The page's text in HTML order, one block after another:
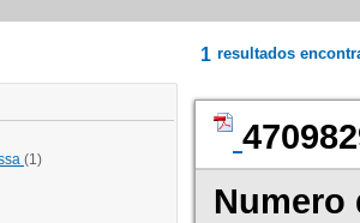
(1)
1 resultados
Numero